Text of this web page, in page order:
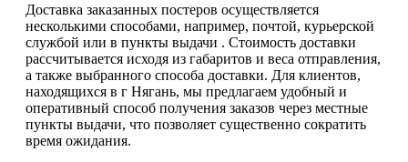
Доставка заказанных постеров осуществляется
несколькими способами, например, почтой, курьерской
службой или в пункты выдачи . Стоимость доставки
рассчитывается исходя из габаритов и веса отправления,
а также выбранного способа доставки. Для клиентов,
находящихся в г Нягань, мы предлагаем удобный и
оперативный способ получения заказов через местные
пункты выдачи, что позволяет существенно сократить
время ожидания.